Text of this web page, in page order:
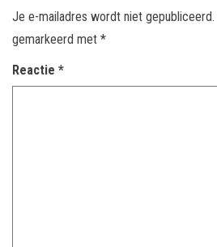
Je e-mailadres wordt niet gepubliceerd.
gemarkeerd met *
Reactie *